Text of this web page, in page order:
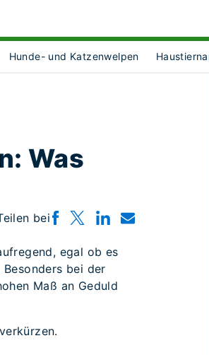
Hunde- und Katzenwelpen
Was
bei
egal ob es
bei der
Maß an Geduld